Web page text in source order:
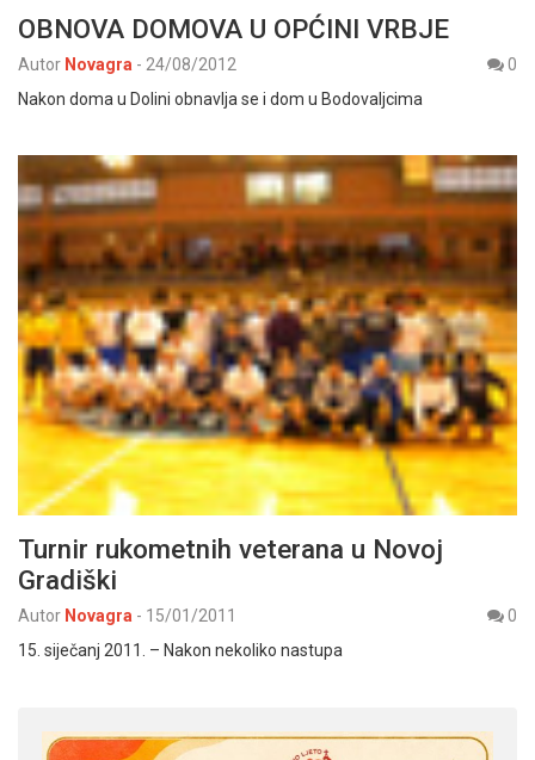
OBNOVA DOMOVA U OPĆINI VRBJE
Autor Novagra - 24/08/2012
0
Nakon doma u Dolini obnavlja se i dom u Bodovaljcima
Turnir rukometnih veterana u Novoj
Gradiški
Autor Novagra - 15/01/2011
0
15. siječanj 2011. – Nakon nekoliko nastupa